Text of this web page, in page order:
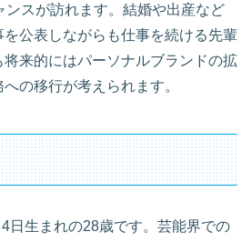
スが訪れます。結婚や出産など
公表しながらも仕事を続ける先輩
来的にはパーソナルブランドの拡
の移行が考えられます。
日生まれの28歳です。芸能界での